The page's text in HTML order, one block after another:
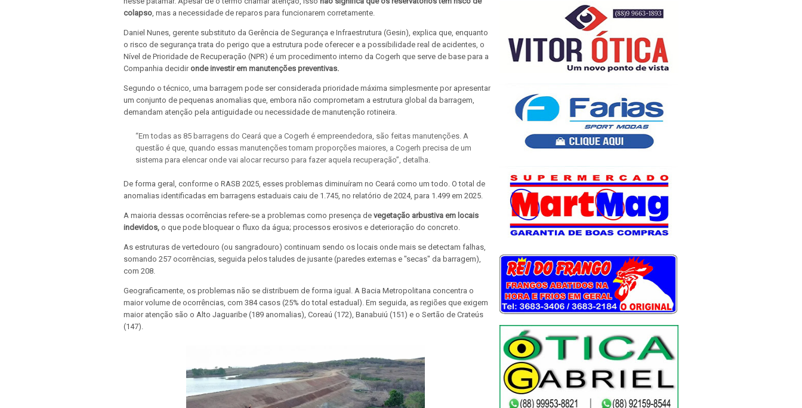
colapso, mas a necessidade de reparos para funcionarem corretamente.
Daniel Nunes, gerente substituto da Gerência de Segurança e Infraestrutura (Gesin), explica que, enquanto
o risco de segurança trata do perigo que a estrutura pode oferecer e a possibilidade real de acidentes, o
Nível de Prioridade de Recuperação (NPR) é um procedimento interno da Cogerh que serve de base para a
Companhia decidir onde investir em manutenções preventivas.
Segundo o técnico, uma barragem pode ser considerada prioridade máxima simplesmente por apresentar
um conjunto de pequenas anomalias que, embora não comprometam a estrutura global da barragem,
demandam atenção pela antiguidade ou necessidade de manutenção rotineira.
“Em todas as 85 barragens do Ceará que a Cogerh é empreendedora, são feitas manutenções. A
questão é que, quando essas manutenções tomam proporções maiores, a Cogerh precisa de um
sistema para elencar onde vai alocar recurso para fazer aquela recuperação”, detalha.
De forma geral, conforme o RASB 2025, esses problemas diminuíram no Ceará como um todo. O total de
anomalias identificadas em barragens estaduais caiu de 1.745, no relatório de 2024, para 1.499 em 2025.
A maioria dessas ocorrências refere-se a problemas como presença de vegetação arbustiva em locais
indevidos, o que pode bloquear o fluxo da água; processos erosivos e deterioração do concreto.
As estruturas de vertedouro (ou sangradouro) continuam sendo os locais onde mais se detectam falhas,
somando 257 ocorrências, seguida pelos taludes de jusante (paredes externas e "secas" da barragem),
com 208.
Geograficamente, os problemas não se distribuem de forma igual. A Bacia Metropolitana concentra o
maior volume de ocorrências, com 384 casos (25% do total estadual). Em seguida, as regiões que exigem
maior atenção são o Alto Jaguaribe (189 anomalias), Coreaú (172), Banabuiú (151) e o Sertão de Crateús
(147).